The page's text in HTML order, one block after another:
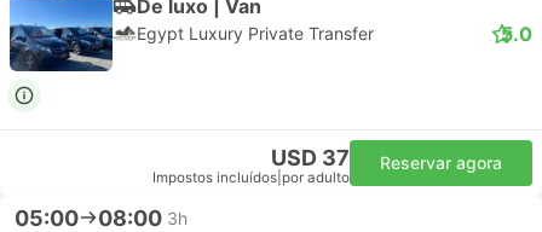
De luxo | Van
Egypt Luxury Private Transfer 5.0
USD 37
Impostos incluídos por adulto
Reservar agora
05:00 08:00 3h